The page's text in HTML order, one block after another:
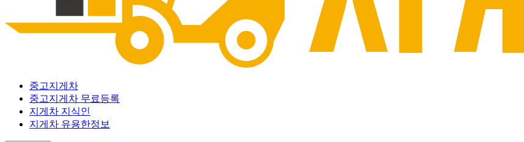
중고지게차
중고지게차 무료등록
지게차 지식인
지게차 유용한정보